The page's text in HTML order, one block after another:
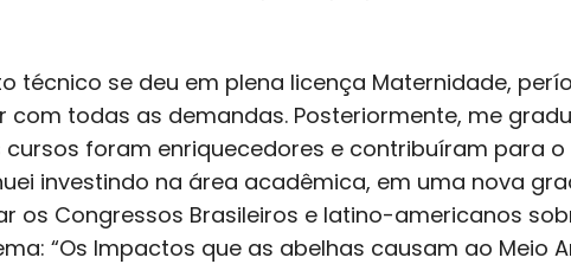
técnico se deu em plena licença Maternidade,
com todas as demandas. Posteriormente, me
cursos foram enriquecedores e contribuíram para
investindo na área acadêmica, em uma nova
os Congressos Brasileiros e latino-americanos
“Os Impactos que as abelhas causam ao Meio